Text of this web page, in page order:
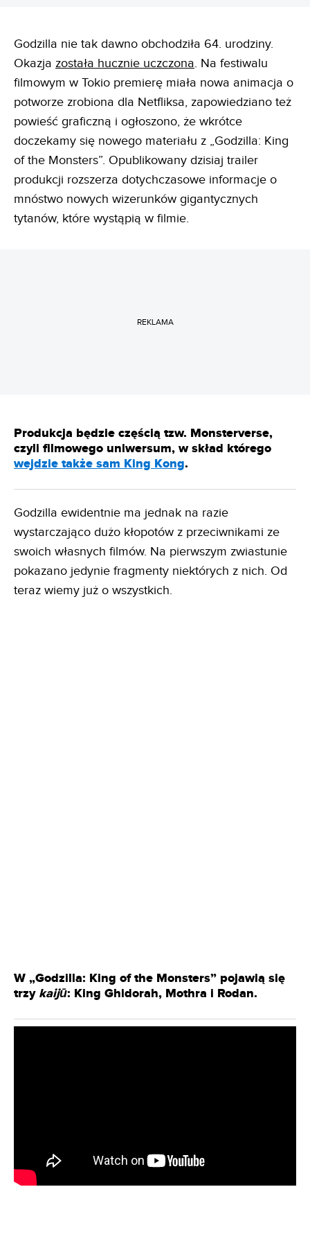
Godzilla nie tak dawno obchodziła 64. urodziny.
Okazja została hucznie uczczona. Na festiwalu
filmowym w Tokio premierę miała nowa animacja o
potworze zrobiona dla Netfliksa, zapowiedziano też
powieść graficzną i ogłoszono, że wkrótce
doczekamy się nowego materiału z „Godzilla: King
of the Monsters”. Opublikowany dzisiaj trailer
produkcji rozszerza dotychczasowe informacje o
mnóstwo nowych wizerunków gigantycznych
tytanów, które wystąpią w filmie.
REKLAMA
Produkcja będzie częścią tzw. Monsterverse,
czyli filmowego uniwersum, w skład którego
wejdzie także sam King Kong.
Godzilla ewidentnie ma jednak na razie
wystarczająco dużo kłopotów z przeciwnikami ze
swoich własnych filmów. Na pierwszym zwiastunie
pokazano jedynie fragmenty niektórych z nich. Od
teraz wiemy już o wszystkich.
W „Godzilla: King of the Monsters” pojawią się
trzy kaijū: King Ghidorah, Mothra i Rodan.